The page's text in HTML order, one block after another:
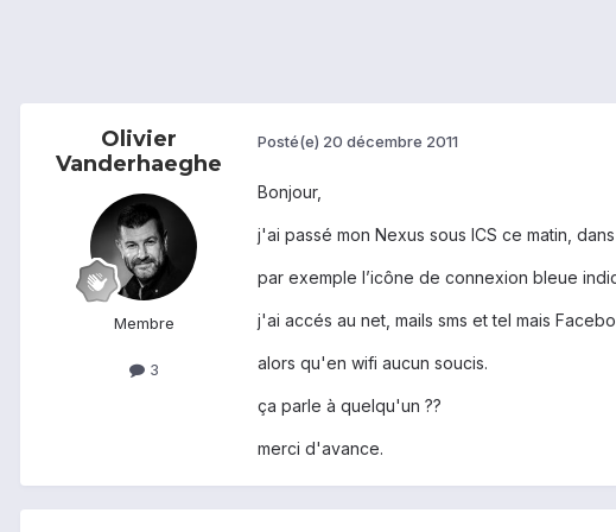
Olivier
Vanderhaeghe
Membre
3
Posté(e) 20 décembre 2011
Bonjour,
j'ai passé mon Nexus sous ICS ce matin,
par exemple l’icône de connexion bleue
j'ai accés au net, mails sms et tel mais
alors qu'en wifi aucun soucis.
ça parle à quelqu'un ??
merci d'avance.